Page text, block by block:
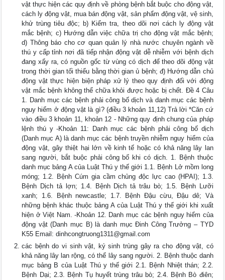
vật thực hiện các quy định về phòng bệnh bắt buộc cho động vật,
cách ly động vật, mua bán động vật, sản phẩm động vật, vệ sinh,
khử trùng tiêu độc; b) Kiểm tra, theo dõi nơi cách ly động vật
mắc bệnh; c) Hướng dẫn việc chữa trị cho động vật mắc bệnh;
d) Thông báo cho cơ quan quản lý nhà nước chuyên ngành về
thú y cấp tỉnh nơi đã tiếp nhận động vật dễ nhiễm với bệnh dịch
đang xẩy ra, có nguồn gốc từ vùng có dịch để theo dõi động vật
trong thời gian tối thiểu bằng thời gian ủ bệnh; đ) Hướng dẫn chủ
động vật thực hiện biện pháp xử lý theo quy định đối với động
vật mắc bệnh không thể chữa khỏi được hoặc bị chết. Đề 4 Câu
1. Danh mục các bệnh phải công bố dịch và danh mục các bệnh
nguy hiểm ở động vật là gì? (điều 3 khoản 11,12) Trả lời *Căn cứ
vào điều 3 khoản 11, khoản 12 - Những quy định chung của pháp
lệnh thú y -Khoản 11: Danh mục các bệnh phải công bố dịch
(Danh mục A) là danh mục các bệnh truyền nhiễm nguy hiểm của
động vật, gây thiệt hại lớn về kinh tế hoặc có khả năng lây lan
sang người, bắt buộc phải công bố khi có dịch. 1. Bệnh thuộc
danh mục bảng A của Luật Thú y thế giới 1.1. Bệnh Lở mồm long
móng; 1.2. Bệnh Cúm gia cầm chủng độc lực cao (HPAI); 1.3.
Bệnh Dịch tả lợn; 1.4. Bệnh Dịch tả trâu bò; 1.5. Bệnh Lưỡi
xanh; 1.6. Bệnh newcastle; 1.7. Bệnh Đậu cừu, Đậu dê; Và
những bệnh khác thuộc bảng A của Luật Thú y thế giới khi xuất
hiện ở Việt Nam. -Khoản 12. Danh mục các bệnh nguy hiểm của
động vật (Danh mục B) là danh mục Đinh Công Trưởng – TYD
K55 Email:dinhcongtruong1311@gmail.com
các bệnh do vi sinh vật, ký sinh trùng gây ra cho động vật, có
khả năng lây lan rộng, có thể lây sang người. 2. Bệnh thuộc danh
mục bảng B của Luật Thú y thế giới 2.1. Bệnh Nhiệt thán; 2.2.
Bệnh Dại; 2.3. Bệnh Tụ huyết trùng trâu bò; 2.4. Bệnh Bò điên;